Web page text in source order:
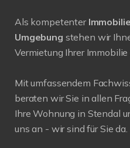
Als kompetenter
Umgebung stehen wir
Vermietung Ihrer Immobilie
Mit umfassendem
beraten wir Sie in allen
Ihre Wohnung in Stendal
uns an - wir sind für Sie da.